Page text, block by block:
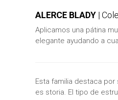
ALERCE BLADY |
Aplicamos una pátina
elegante ayudando a
Esta familia destaca
es storia. El tipo de